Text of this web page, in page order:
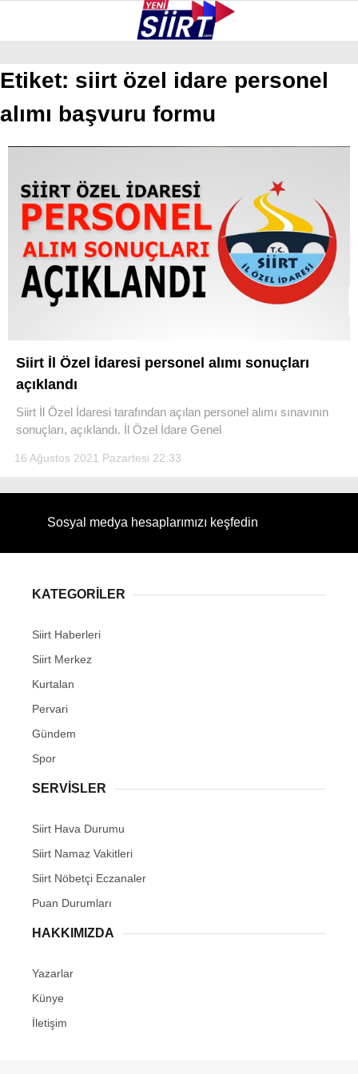
GALERİ VİDEO
BAYKAN
PERVARI
ŞIRVAN
TILLO
NÖBETÇI ECZANELER
Etiket: siirt özel idare personel
alımı başvuru formu
Siirt İl Özel İdaresi personel alımı sonuçları
açıklandı
Siirt İl Özel İdaresi tarafından açılan personel alımı sınavının
sonuçları, açıklandı. İl Özel İdare Genel
16 Ağustos 2021 Pazartesi 22:33
Sosyal medya hesaplarımızı keşfedin
KATEGORİLER
Siirt Haberleri
Siirt Merkez
Kurtalan
Pervari
Gündem
Spor
SERVİSLER
Siirt Hava Durumu
Siirt Namaz Vakitleri
Siirt Nöbetçi Eczanaler
Puan Durumları
HAKKIMIZDA
Yazarlar
Künye
İletişim